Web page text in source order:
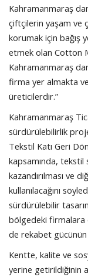
Kahramanmaraş
çiftçilerin yaşam ve
korumak için bağış
etmek olan Cotton
Kahramanmaraş
firma yer almakta ve
üreticilerdir.”
Kahramanmaraş
sürdürülebilirlik
Tekstil Katı Geri
kapsamında, tekstil
kazandırılması ve
kullanılacağını
sürdürülebilir
bölgedeki firmalara
de rekabet gücünün
Kentte, kalite ve
yerine getirildiğinin